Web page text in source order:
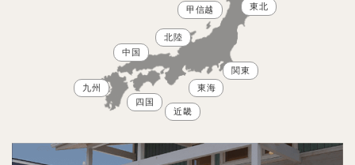
東北
甲信越
北陸
関東
東海
近畿
中国
四国
九州